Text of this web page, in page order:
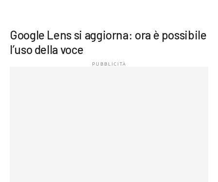
Google Lens si aggiorna: ora è possibile
l’uso della voce